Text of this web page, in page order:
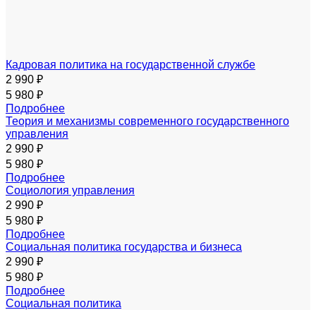
Кадровая политика на государственной службе
2 990 ₽
5 980 ₽
Подробнее
Теория и механизмы современного государственного
управления
2 990 ₽
5 980 ₽
Подробнее
Социология управления
2 990 ₽
5 980 ₽
Подробнее
Социальная политика государства и бизнеса
2 990 ₽
5 980 ₽
Подробнее
Социальная политика